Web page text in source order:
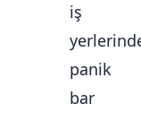
iş
panik
bar